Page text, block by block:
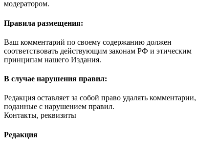
модератором.
Правила размещения:
Ваш комментарий по своему содержанию должен
соответствовать действующим законам РФ и этическим
принципам нашего Издания.
В случае нарушения правил:
Редакция оставляет за собой право удалять комментарии,
поданные с нарушением правил.
Контакты, реквизиты
Редакция